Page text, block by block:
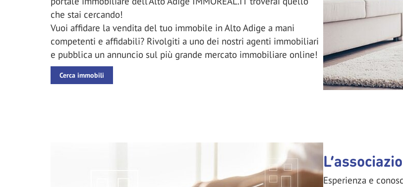
che stai cercando!
Vuoi affidare la vendita del tuo immobile in Alto Adige a mani
competenti e affidabili? Rivolgiti a uno dei nostri agenti immobiliari
e pubblica un annuncio sul più grande mercato immobiliare online!
Cerca immobili
Esperienza e